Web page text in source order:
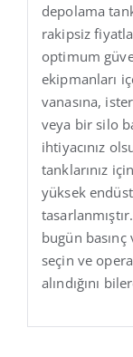
depolama
rakipsiz
optimum
ekipmanları
vanasına,
veya bir silo
ihtiyacınız
tanklarınız
yüksek
bugün
seçin ve
alındığını